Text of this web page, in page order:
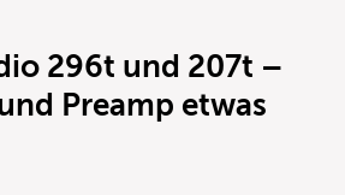
296t und 207t –
Preamp etwas